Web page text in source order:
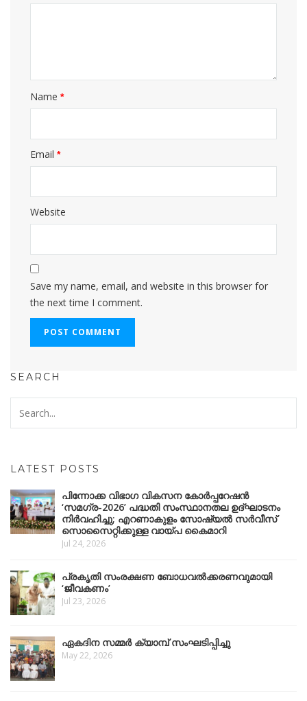
Name*
Email*
Website
Save my name, email, and website in this browser for
the next time I comment.
SEARCH
LATEST POSTS
പിന്നോക്ക വിഭാഗ വികസന കോർപ്പറേഷൻ
‘സമഗ്ര-2026’ പദ്ധതി സംസ്ഥാനതല ഉദ്ഘാടനം
നിർവഹിച്ചു; എറണാകുളം സോഷ്യൽ സർവീസ്
സൊസൈറ്റിക്കുള്ള വായ്പ കൈമാറി
Jul 24, 2026
പ്രകൃതി സംരക്ഷണ ബോധവൽക്കരണവുമായി
‘ജീവകണം’
Jul 23, 2026
ഏകദിന സമ്മർ ക്യാമ്പ് സംഘടിപ്പിച്ചു
May 22, 2026